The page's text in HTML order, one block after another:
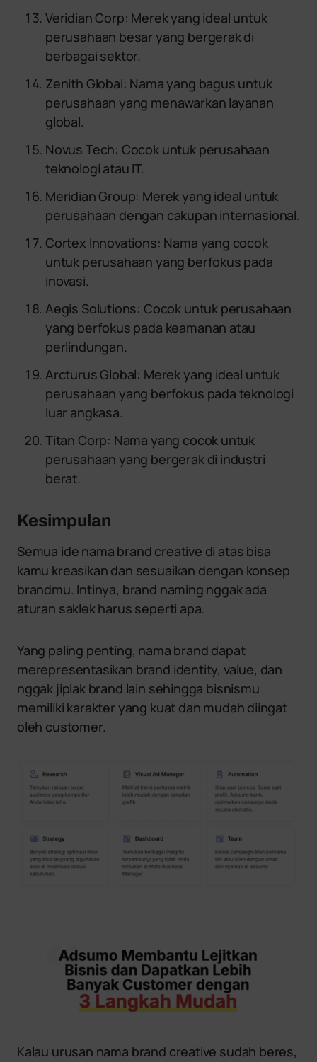
Veridian Corp: Merek yang ideal untuk
perusahaan besar yang bergerak di
berbagai sektor.
Zenith Global: Nama yang bagus untuk
perusahaan yang menawarkan layanan
global.
Novus Tech: Cocok untuk perusahaan
teknologi atau IT.
Meridian Group: Merek yang ideal untuk
perusahaan dengan cakupan internasional.
Cortex Innovations: Nama yang cocok
untuk perusahaan yang berfokus pada
inovasi.
Aegis Solutions: Cocok untuk perusahaan
yang berfokus pada keamanan atau
perlindungan.
Arcturus Global: Merek yang ideal untuk
perusahaan yang berfokus pada teknologi
luar angkasa.
Titan Corp: Nama yang cocok untuk
perusahaan yang bergerak di industri
berat.
Kesimpulan
Semua ide nama brand creative di atas bisa
kamu kreasikan dan sesuaikan dengan konsep
brandmu. Intinya, brand naming nggak ada
aturan saklek harus seperti apa.
Yang paling penting, nama brand dapat
merepresentasikan brand identity, value, dan
nggak jiplak brand lain sehingga bisnismu
memiliki karakter yang kuat dan mudah diingat
oleh customer.
Kalau urusan nama brand creative sudah beres,